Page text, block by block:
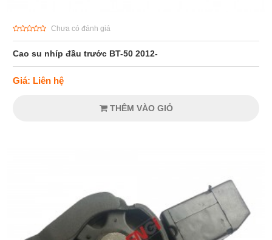
Chưa có đánh giá
Cao su nhíp đầu trước BT-50 2012-
Giá: Liên hệ
THÊM VÀO GIỎ